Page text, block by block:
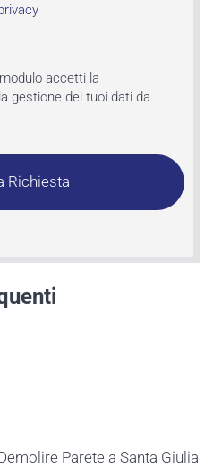
accetti la
gestione dei tuoi dati da